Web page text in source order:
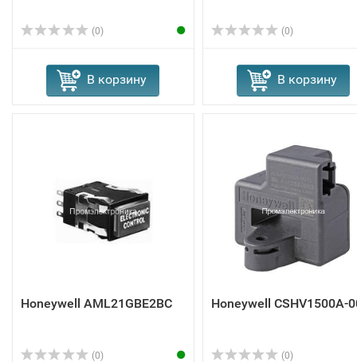
(0)
В корзину
(0)
В корзину
Honeywell AML21GBE2BC
(0)
Honeywell CSHV1500A-
(0)